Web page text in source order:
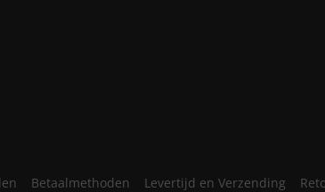
Betaalmethoden Levertijd en Verzending